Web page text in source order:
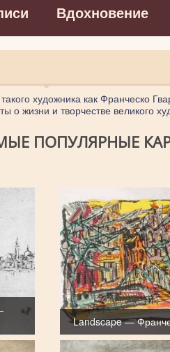
Вдохновение
художника как Франческо
жизни и творчестве великого
ПОПУЛЯРНЫЕ
Landscape —